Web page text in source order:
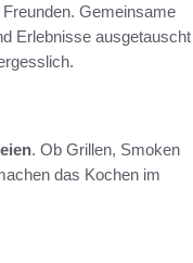
Gemeinsame
Erlebnisse ausgetauscht
. Ob Grillen, Smoken
das Kochen im